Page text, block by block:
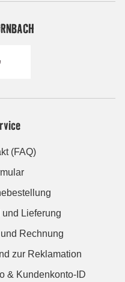
(FAQ)
und Lieferung
Rechnung
zur Reklamation
& Kundenkonto-ID